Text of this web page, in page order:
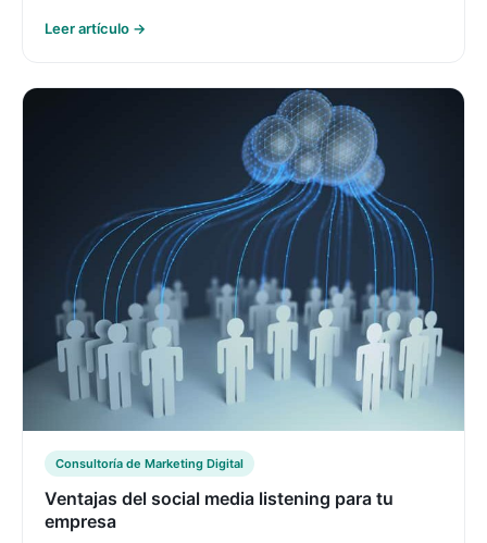
Leer artículo →
Consultoría de Marketing Digital
Ventajas del social media listening para tu
empresa